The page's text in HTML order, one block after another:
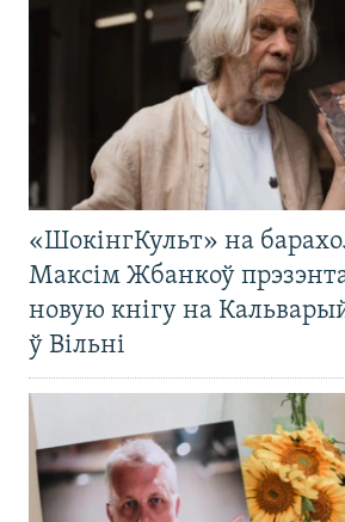
«ШокінгКульт» на
Максім Жбанкоў
новую кнігу на
ў Вільні